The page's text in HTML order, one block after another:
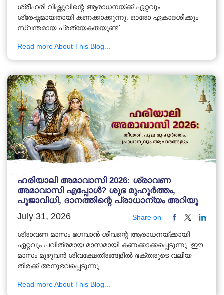
ശ്രീഹരി വിഷ്ണുവിന്റെ ആരാധനയ്ക്ക് ഏറ്റവും
ശ്രേഷ്ഠമായതായി കണക്കാക്കുന്നു. ഓരോ ഏകാദശിക്കും
സ്വന്തമായ പ്രത്യേകതയുണ്ട്.
Read more About This Blog...
ഹരിയാലി അമാവാസി 2026: ശ്രാവണ
അമാവാസി എപ്പോൾ? ശുഭ മുഹൂർത്തം,
പൂജാവിധി, ദാനത്തിന്റെ പ്രാധാന്യം അറിയൂ
July 31, 2026 Share on
ശ്രാവണ മാസം ഭഗവാൻ ശിവന്റെ ആരാധനയ്ക്കായി
ഏറ്റവും പവിത്രമായ മാസമായി കണക്കാക്കപ്പെടുന്നു. ഈ
മാസം മുഴുവൻ ശിവക്ഷേത്രങ്ങളിൽ ഭക്തരുടെ വലിയ
തിരക്ക് അനുഭവപ്പെടുന്നു.
Read more About This Blog...